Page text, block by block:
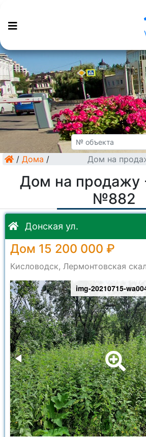
/ Дома / Дом на
Дом на продажу
№882
Донская ул.
Дом 15 200 000 ₽
Кисловодск, Лермонтовская
img-20210715-